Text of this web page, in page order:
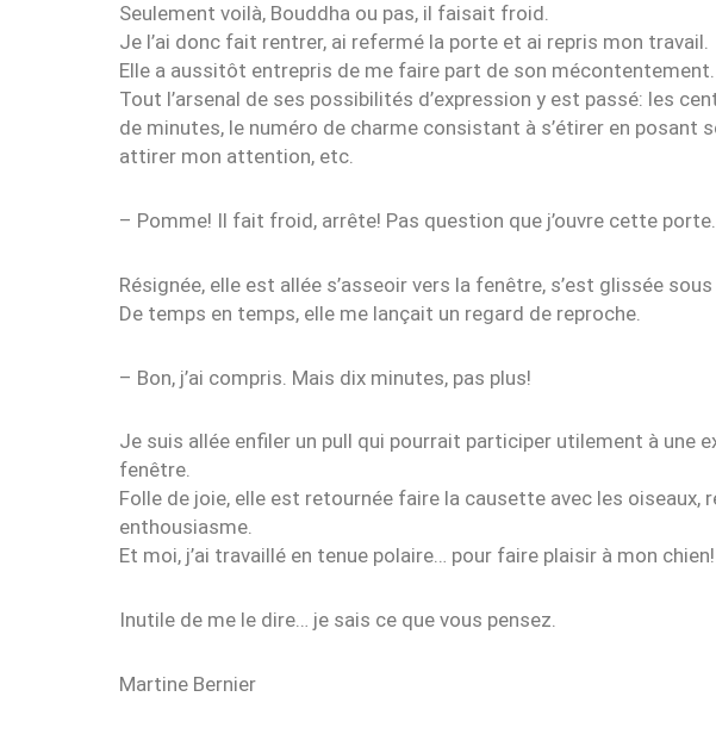
Seulement voilà, Bouddha ou pas, il faisait froid.
Je l’ai donc fait rentrer, ai refermé la porte et ai repris mon travail.
Elle a aussitôt entrepris de me faire part de son mécontentement.
Tout l’arsenal de ses possibilités d’expression y est passé: les
de minutes, le numéro de charme consistant à s’étirer en
attirer mon attention, etc.
– Pomme! Il fait froid, arrête! Pas question que j’ouvre cette
Résignée, elle est allée s’asseoir vers la fenêtre, s’est glissée
De temps en temps, elle me lançait un regard de reproche.
– Bon, j’ai compris. Mais dix minutes, pas plus!
Je suis allée enfiler un pull qui pourrait participer utilement à une
fenêtre.
Folle de joie, elle est retournée faire la causette avec les
enthousiasme.
Et moi, j’ai travaillé en tenue polaire… pour faire plaisir à mon chien!
Inutile de me le dire… je sais ce que vous pensez.
Martine Bernier